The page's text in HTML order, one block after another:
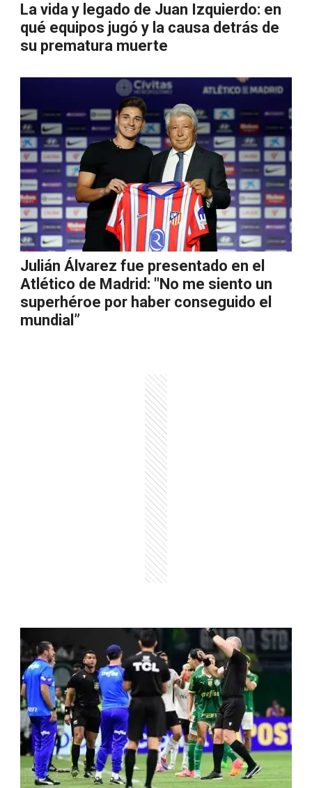
La vida y legado de Juan Izquierdo: en
qué equipos jugó y la causa detrás de
su prematura muerte
Julián Álvarez fue presentado en el
Atlético de Madrid: "No me siento un
superhéroe por haber conseguido el
mundial”